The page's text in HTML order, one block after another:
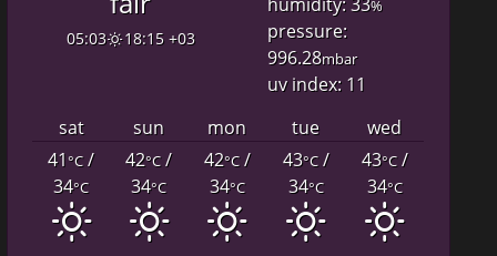
05:03 18:15 +03
%
pressure:
996.28mbar
uv index: 11
sat
sun mon tue
wed
41°C/
34°C
42°C/
34°C
42°C/
34°C
43°C/
34°C
43°C/
34°C